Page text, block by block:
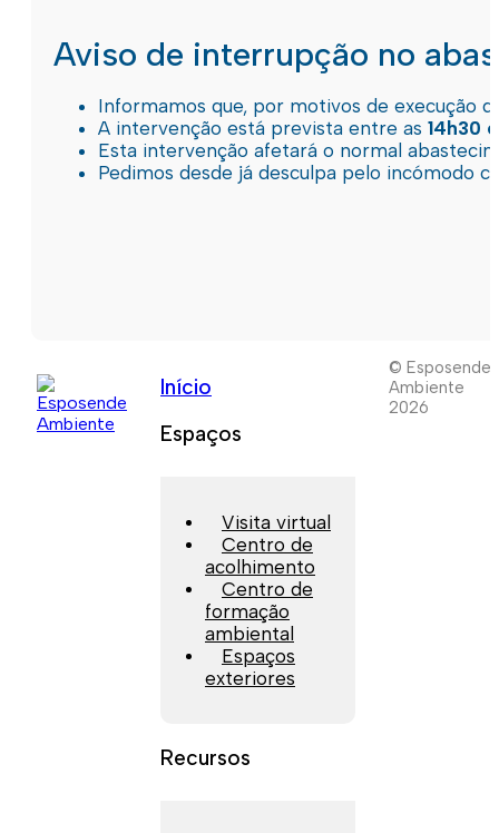
Aviso de interrupção no
Informamos que, por motivos de execução
A intervenção está prevista entre as 14h30
Esta intervenção afetará o normal
Pedimos desde já desculpa pelo incómodo
Início
Espaços
Visita virtual
Centro de
acolhimento
Centro de
formação
ambiental
Espaços
exteriores
Recursos
© Esposende
Ambiente
2026